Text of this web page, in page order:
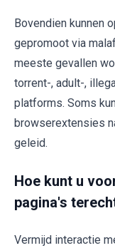
Bovendien kunnen
gepromoot via
meeste gevallen
torrent-, adult-,
platforms. Soms
browserextensies
geleid.
Hoe kunt u
pagina's
Vermijd interactie